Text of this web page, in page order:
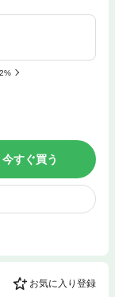
今すぐ買う
お気に入り登録